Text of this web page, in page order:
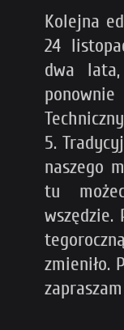
Kolejna
24
dwa
5.
naszego
tu
wszędzie.
zmieniło.